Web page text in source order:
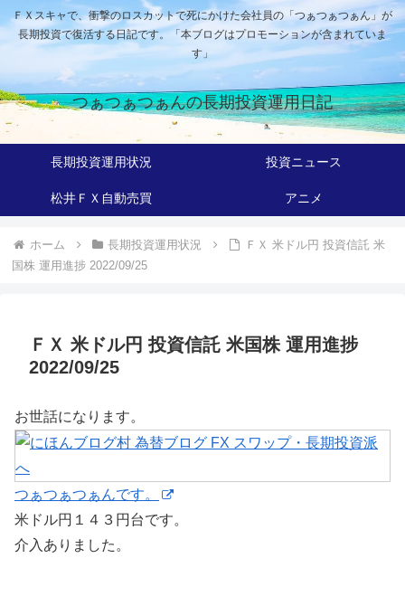
ＦＸスキャで、衝撃のロスカットで死にかけた会社員の「つぁつぁつぁん」が
長期投資で復活する日記です。「本ブログはプロモーションが含まれていま
す」
つぁつぁつぁんの長期投資運用日記
長期投資運用状況 投資ニュース
松井ＦＸ自動売買 アニメ
ホーム 長期投資運用状況
ＦＸ 米ドル円 投資信託 米
国株 運用進捗 2022/09/25
ＦＸ 米ドル円 投資信託 米国株 運用進捗
2022/09/25
お世話になります。
つぁつぁつぁんです。
米ドル円１４３円台です。
介入ありました。